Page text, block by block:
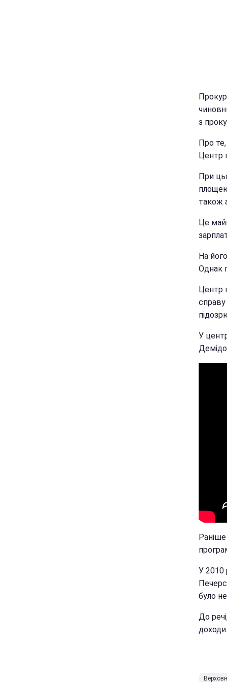
з
Про
Центр
При
також
Це
На
Однак
Центр
справу
У
У 2010
було
До
доходи.